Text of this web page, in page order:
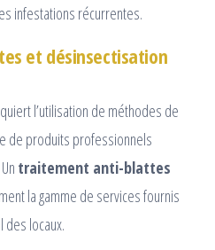
infestations récurrentes.
et désinsectisation
l’utilisation de méthodes de
de produits professionnels
traitement anti-blattes
la gamme de services fournis
des locaux.